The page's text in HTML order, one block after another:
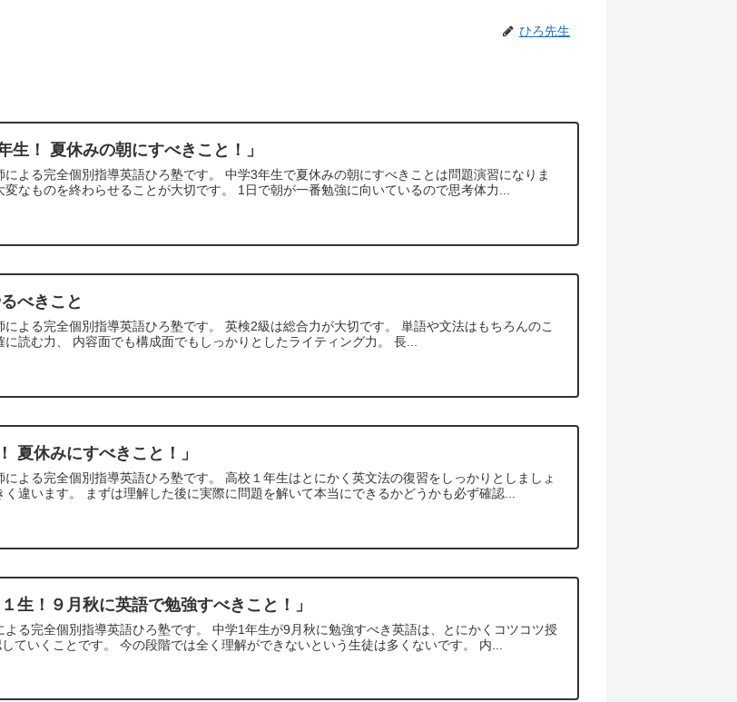
ひろ先生
生！ 夏休みの朝にすべきこと！」
よる完全個別指導英語ひろ塾です。 中学3年生で夏休みの朝にすべきことは問題演習になりま
なものを終わらせることが大切です。 1日で朝が一番勉強に向いているので思考体力...
べきこと
よる完全個別指導英語ひろ塾です。 英検2級は総合力が大切です。 単語や文法はもちろんのこ
に読む力、 内容面でも構成面でもしっかりとしたライティング力。 長...
夏休みにすべきこと！」
よる完全個別指導英語ひろ塾です。 高校１年生はとにかく英文法の復習をしっかりとしましょ
違います。 まずは理解した後に実際に問題を解いて本当にできるかどうかも必ず確認...
生！９月秋に英語で勉強すべきこと！」
る完全個別指導英語ひろ塾です。 中学1年生が9月秋に勉強すべき英語は、とにかくコツコツ授
ていくことです。 今の段階では全く理解ができないという生徒は多くないです。 内...